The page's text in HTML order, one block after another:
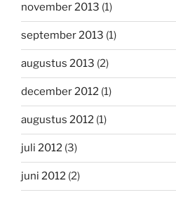
november 2013 (1)
september 2013 (1)
augustus 2013 (2)
december 2012 (1)
augustus 2012 (1)
juli 2012 (3)
juni 2012 (2)